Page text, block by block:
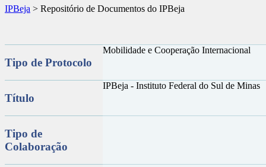
IPBeja > Repositório de Documentos do IPBeja
Tipo de Protocolo
Mobilidade e Cooperação Internacional
Título
IPBeja - Instituto Federal do Sul de Minas
Tipo de
Colaboração